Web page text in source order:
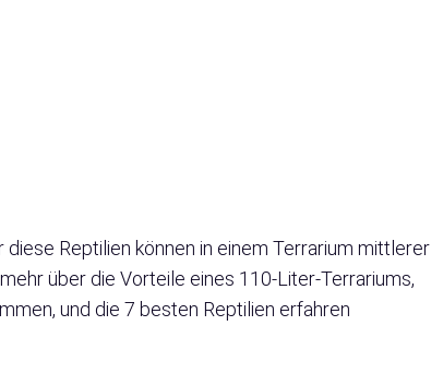
Reptilien können in einem Terrarium mittlerer
über die Vorteile eines 110-Liter-Terrariums,
und die 7 besten Reptilien erfahren